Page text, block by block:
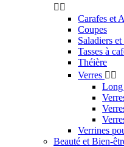
 
Carafes et
Coupes
Saladiers
Tasses à
Théière
Verres  
Long
Verrines
Beauté et Bien-